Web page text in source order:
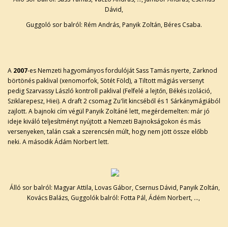
Dávid,
Guggoló sor balról: Rém András, Panyik Zoltán, Béres Csaba.
A 2007-es Nemzeti hagyományos fordulóját Sass Tamás nyerte, Zarknod
börtönés paklival (xenomorfok, Sötét Föld), a Tiltott mágiás versenyt
pedig Szarvassy László kontroll paklival (Felfelé a lejtőn, Békés izoláció,
Sziklarepesz, Hiei). A draft 2 csomag Zu'lit kincséből és 1 Sárkánymágiából
zajlott. A bajnoki cím végül Panyik Zoltáné lett, megérdemelten: már jó
ideje kiváló teljesítményt nyújtott a Nemzeti Bajnokságokon és más
versenyeken, talán csak a szerencsén múlt, hogy nem jött össze előbb
neki. A második Ádám Norbert lett.
Álló sor balról: Magyar Attila, Lovas Gábor, Csernus Dávid, Panyik Zoltán,
Kovács Balázs, Guggolók balról: Fotta Pál, Ádém Norbert, ...,